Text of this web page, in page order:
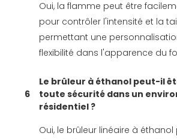
Oui, la flamme peut être
pour contrôler l'intensité et la
permettant une
flexibilité dans l'apparence du
6
Le brûleur à éthanol peut-il
toute sécurité dans un
résidentiel ?
Oui, le brûleur linéaire à éthanol